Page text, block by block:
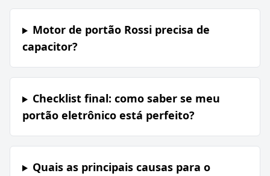
Motor de portão Rossi precisa de
capacitor?
Checklist final: como saber se meu
portão eletrônico está perfeito?
Quais as principais causas para o